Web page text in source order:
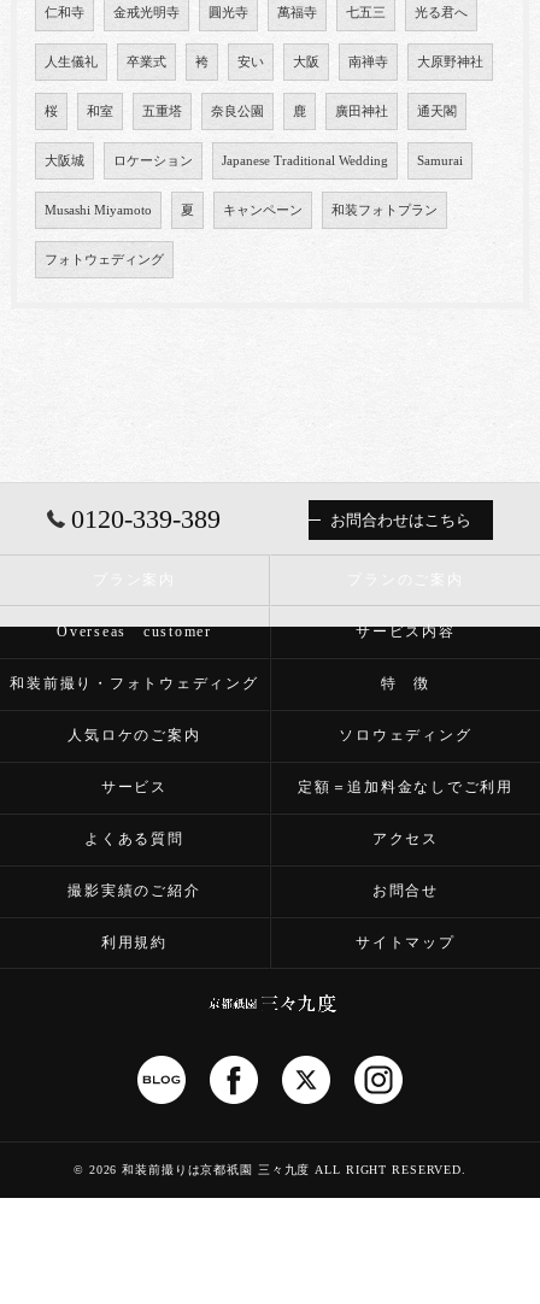
仁和寺 金戒光明寺 圓光寺 萬福寺 七五三 光る君へ
人生儀礼 卒業式 袴 安い 大阪 南禅寺 大原野神社
桜 和室 五重塔 奈良公園 鹿 廣田神社 通天閣
大阪城 ロケーション Japanese Traditional Wedding Samurai
Musashi Miyamoto 夏 キャンペーン 和装フォトプラン
フォトウェディング
0120-339-389 お問合わせはこちら
Overseas customer サービス内容
和装前撮り・フォトウェディング 特 徴
人気ロケのご案内 ソロウェディング
サービス 定額＝追加料金なしでご利用
よくある質問 アクセス
撮影実績のご紹介 お問合せ
利用規約 サイトマップ
© 2026 和装前撮りは京都祇園 三々九度 ALL RIGHT RESERVED.